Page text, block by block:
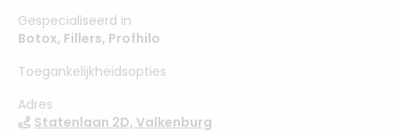
Gespecialiseerd in
Botox, Fillers, Profhilo
Toegankelijkheidsopties
Adres
Statenlaan 2D, Valkenburg